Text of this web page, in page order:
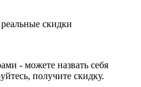
скидки
- можете назвать себя
получите скидку.